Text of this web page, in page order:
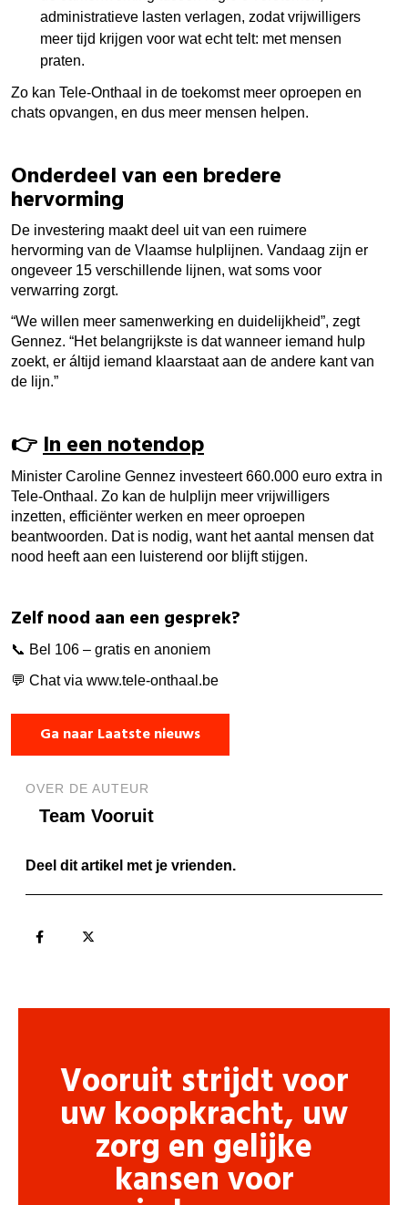
administratieve lasten verlagen, zodat vrijwilligers
meer tijd krijgen voor wat echt telt: met mensen
praten.
Zo kan Tele-Onthaal in de toekomst meer oproepen en
chats opvangen, en dus meer mensen helpen.
Onderdeel van een bredere
hervorming
De investering maakt deel uit van een ruimere
hervorming van de Vlaamse hulplijnen. Vandaag zijn er
ongeveer 15 verschillende lijnen, wat soms voor
verwarring zorgt.
“We willen meer samenwerking en duidelijkheid”, zegt
Gennez. “Het belangrijkste is dat wanneer iemand hulp
zoekt, er áltijd iemand klaarstaat aan de andere kant van
de lijn.”
👉In een notendop
Minister Caroline Gennez investeert 660.000 euro extra in
Tele-Onthaal. Zo kan de hulplijn meer vrijwilligers
inzetten, efficiënter werken en meer oproepen
beantwoorden. Dat is nodig, want het aantal mensen dat
nood heeft aan een luisterend oor blijft stijgen.
Zelf nood aan een gesprek?
📞 Bel 106 – gratis en anoniem
💬 Chat via www.tele-onthaal.be
Ga naar Laatste nieuws
OVER DE AUTEUR
Team Vooruit
Deel dit artikel met je vrienden.
Vooruit strijdt voor
uw koopkracht, uw
zorg en gelijke
kansen voor